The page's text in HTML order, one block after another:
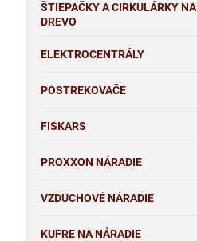
ŠTIEPAČKY A CIRKULÁRKY NA
DREVO
ELEKTROCENTRÁLY
POSTREKOVAČE
FISKARS
PROXXON NÁRADIE
VZDUCHOVÉ NÁRADIE
KUFRE NA NÁRADIE